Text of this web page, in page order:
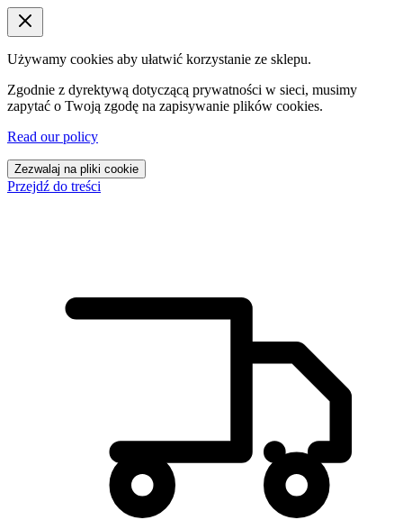
Używamy cookies aby ułatwić korzystanie ze sklepu.
Zgodnie z dyrektywą dotyczącą prywatności w sieci, musimy
zapytać o Twoją zgodę na zapisywanie plików cookies.
Read our policy
Zezwalaj na pliki cookie
Przejdź do treści